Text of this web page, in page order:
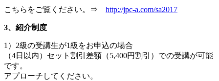
こちらをご覧ください。⇒ http://jpc-a.com/sa2017
3、紹介制度
1）2級の受講生が1級をお申込の場合
（4日以内）セット割引差額（5,400円割引）での受講が可能
です。
アプローチしてください。